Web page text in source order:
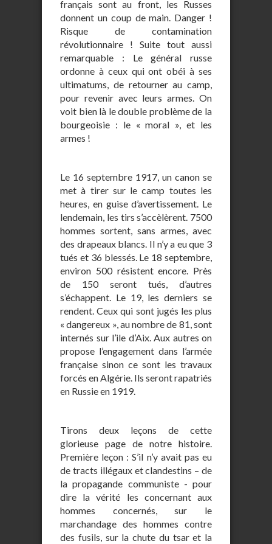
français sont au front, les Russes
donnent un coup de main. Danger !
Risque de contamination
révolutionnaire ! Suite tout aussi
remarquable : Le général russe
ordonne à ceux qui ont obéi à ses
ultimatums, de retourner au camp,
pour revenir avec leurs armes. On
voit bien là le double problème de la
bourgeoisie : le « moral », et les
armes !
Le 16 septembre 1917, un canon se
met à tirer sur le camp toutes les
heures, en guise d’avertissement. Le
lendemain, les tirs s’accèlèrent. 7500
hommes sortent, sans armes, avec
des drapeaux blancs. Il n’y a eu que 3
tués et 36 blessés. Le 18 septembre,
environ 500 résistent encore. Près
de 150 seront tués, d’autres
s’échappent. Le 19, les derniers se
rendent. Ceux qui sont jugés les plus
« dangereux », au nombre de 81, sont
internés sur l’ile d’Aix. Aux autres on
propose l’engagement dans l’armée
française sinon ce sont les travaux
forcés en Algérie. Ils seront rapatriés
en Russie en 1919.
Tirons deux leçons de cette
glorieuse page de notre histoire.
Première leçon : S’il n’y avait pas eu
de tracts illégaux et clandestins – de
la propagande communiste - pour
dire la vérité les concernant aux
hommes concernés, sur le
marchandage des hommes contre
des fusils, sur la chute du tsar et la